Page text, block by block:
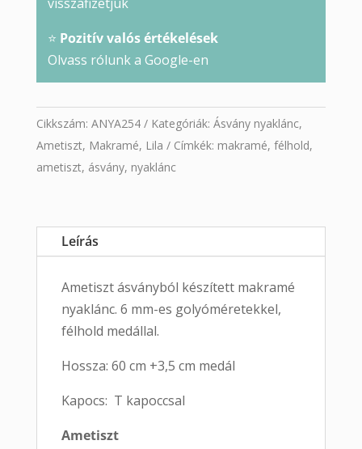
visszafizetjük
⭐ Pozitív valós értékelések
Olvass rólunk a Google-en
Cikkszám: ANYA254 Kategóriák: Ásvány nyaklánc,
Ametiszt, Makramé, Lila Címkék: makramé, félhold,
ametiszt, ásvány, nyaklánc
Leírás
Ametiszt ásványból készített makramé
nyaklánc. 6 mm-es golyóméretekkel,
félhold medállal.
Hossza: 60 cm +3,5 cm medál
Kapocs: T kapoccsal
Ametiszt